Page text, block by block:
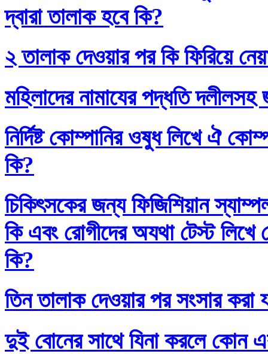
দ্বারা তালাক হবে কি?
২ তালাক দেওয়ার পর কি ফিরিয়ে
মহিলাদের নামাযের পদ্ধতি দলীলসহ
নির্দিষ্ট কোম্পানির ওষুধ লিখে ঐ
কি?
চিকিৎসকের জন্য ফিজিশিয়ান
কি এবং রোগীদের অযথা টেস্ট লিখে
কি?
তিন তালাক দেওয়ার পর সংসার করা
দুই বোনের সাথে যিনা করলে কোন